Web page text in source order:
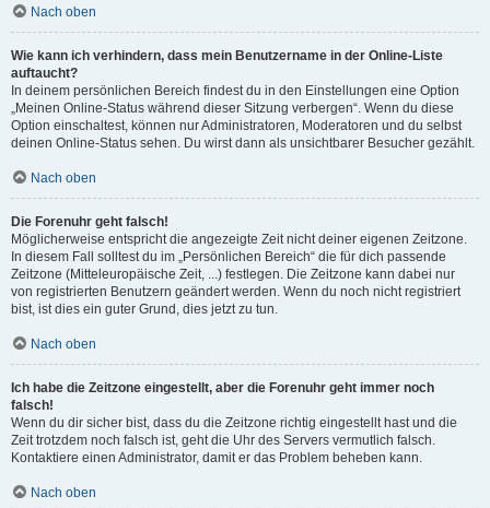
Nach oben
Wie kann ich verhindern, dass mein Benutzername in der Online-Liste
auftaucht?
In deinem persönlichen Bereich findest du in den Einstellungen eine Option
„Meinen Online-Status während dieser Sitzung verbergen“. Wenn du diese
Option einschaltest, können nur Administratoren, Moderatoren und du selbst
deinen Online-Status sehen. Du wirst dann als unsichtbarer Besucher gezählt.
Nach oben
Die Forenuhr geht falsch!
Möglicherweise entspricht die angezeigte Zeit nicht deiner eigenen Zeitzone.
In diesem Fall solltest du im „Persönlichen Bereich“ die für dich passende
Zeitzone (Mitteleuropäische Zeit, ...) festlegen. Die Zeitzone kann dabei nur
von registrierten Benutzern geändert werden. Wenn du noch nicht registriert
bist, ist dies ein guter Grund, dies jetzt zu tun.
Nach oben
Ich habe die Zeitzone eingestellt, aber die Forenuhr geht immer noch
falsch!
Wenn du dir sicher bist, dass du die Zeitzone richtig eingestellt hast und die
Zeit trotzdem noch falsch ist, geht die Uhr des Servers vermutlich falsch.
Kontaktiere einen Administrator, damit er das Problem beheben kann.
Nach oben